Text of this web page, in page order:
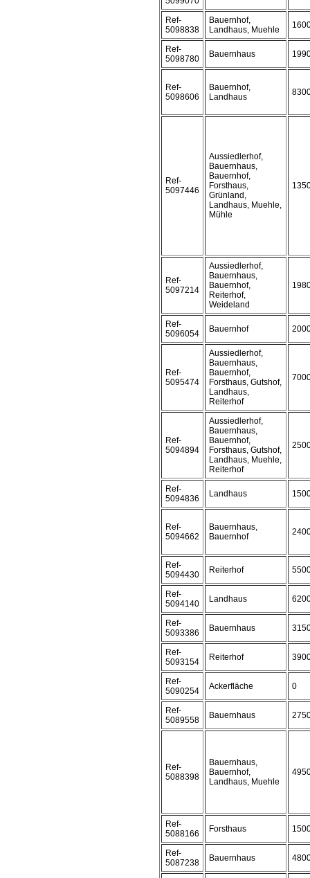
Ref-
5098838
Bauernhof,
Landhaus, Muehle
Ref-
5098780
Bauernhaus
Ref-
5098606
Bauernhof,
Landhaus
Ref-
5097446
Aussiedlerhof,
Bauernhaus,
Bauernhof,
Forsthaus,
Grünland,
Landhaus, Muehle,
Mühle
Ref-
5097214
Aussiedlerhof,
Bauernhaus,
Bauernhof,
Reiterhof,
Weideland
Ref-
5096054
Bauernhof
Ref-
5095474
Aussiedlerhof,
Bauernhaus,
Bauernhof,
Forsthaus, Gutshof,
Landhaus,
Reiterhof
Ref-
5094894
Aussiedlerhof,
Bauernhaus,
Bauernhof,
Forsthaus, Gutshof,
Landhaus, Muehle,
Reiterhof
Ref-
5094836
Landhaus
Ref-
5094662
Bauernhaus,
Bauernhof
Ref-
5094430
Reiterhof
Ref-
5094140
Landhaus
Ref-
5093386
Bauernhaus
Ref-
5093154
Reiterhof
Ref-
5090254
Ackerfläche 0
Ref-
5089558
Bauernhaus
Ref-
5088398
Bauernhaus,
Bauernhof,
Landhaus, Muehle
Ref-
5088166
Forsthaus
Ref-
5087238
Bauernhaus